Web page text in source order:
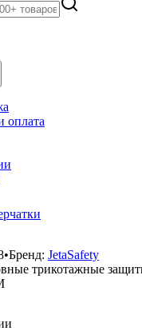
оплата
•Бренд: JetaSafety
трикотажные